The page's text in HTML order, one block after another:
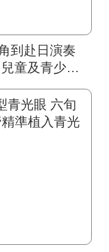
到赴日演奏
童及青少年